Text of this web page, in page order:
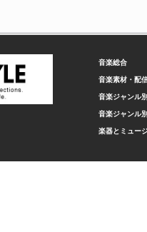
音楽総合
音楽素材・配
音楽ジャンル
音楽ジャンル
楽器とミュー